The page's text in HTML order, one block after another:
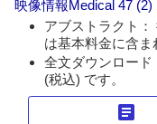
映像情報Medical 47 (2)
アブストラクト：
は基本料金に含ま
全文ダウンロード
(税込) です。
article